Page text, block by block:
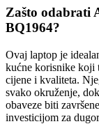
Zašto odabrati
BQ1964?
Ovaj laptop je
kućne korisnike koji
cijene i kvaliteta.
svako okruženje,
obaveze biti
investicijom za